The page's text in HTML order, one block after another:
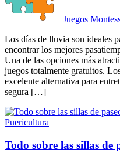
Juegos
Los días de lluvia son ideales
encontrar los mejores
Una de las opciones más
juegos totalmente gratuitos.
excelente alternativa para
segura […]
Puericultura
Todo sobre las sillas de